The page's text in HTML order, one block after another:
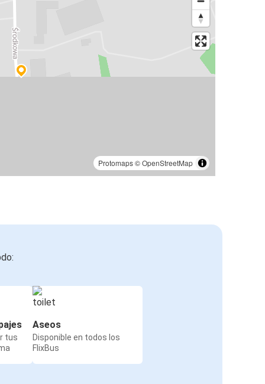
Protomaps©OpenStreetMap
tus
Aseos
Disponible en todos los
FlixBus